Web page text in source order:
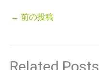
← 前の投稿
Related Posts